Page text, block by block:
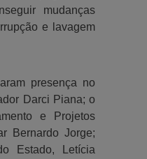
mudanças
e lavagem
presença no
Darci Piana; o
e Projetos
Bernardo Jorge;
Estado, Letícia